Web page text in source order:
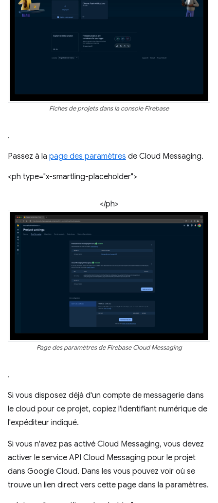
Fiches de projets dans la console Firebase
.
Passez à la page des paramètres de Cloud Messaging.
<ph type="x-smartling-placeholder">
</ph>
Page des paramètres de Firebase Cloud Messaging
.
Si vous disposez déjà d'un compte de messagerie dans
le cloud pour ce projet, copiez l'identifiant numérique de
l'expéditeur indiqué.
Si vous n'avez pas activé Cloud Messaging, vous devez
activer le service API Cloud Messaging pour le projet
dans Google Cloud. Dans les vous pouvez voir où se
trouve un lien direct vers cette page dans la paramètres.